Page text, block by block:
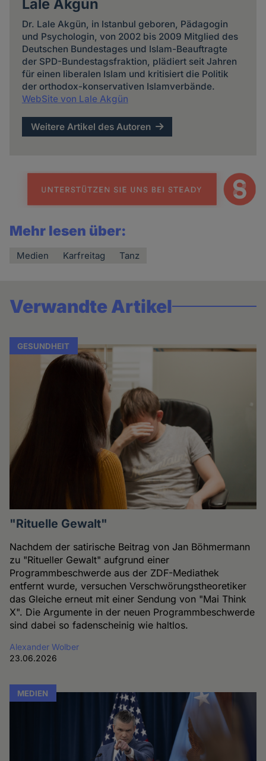
Lale Akgün
Dr. Lale Akgün, in Istanbul geboren, Päda­gogin
und Psycho­login, von 2002 bis 2009 Mitglied des
Deutschen Bundes­tages und Islam-Beauftragte
der SPD-Bundes­tags­fraktion, plädiert seit Jahren
für einen liberalen Islam und kritisiert die Politik
der orthodox-konservativen Islam­verbände.
WebSite von Lale Akgün
Weitere Artikel des Autoren
Mehr lesen über:
Medien Karfreitag Tanz
Verwandte Artikel
GESUNDHEIT
"Rituelle Gewalt"
Nachdem der satirische Beitrag von Jan Böhmermann
zu "Ritueller Gewalt" aufgrund einer
Programmbeschwerde aus der ZDF-Mediathek
entfernt wurde, versuchen Verschwörungstheoretiker
das Gleiche erneut mit einer Sendung von "Mai Think
X". Die Argumente in der neuen Programmbeschwerde
sind dabei so fadenscheinig wie haltlos.
Alexander Wolber
23.06.2026
MEDIEN